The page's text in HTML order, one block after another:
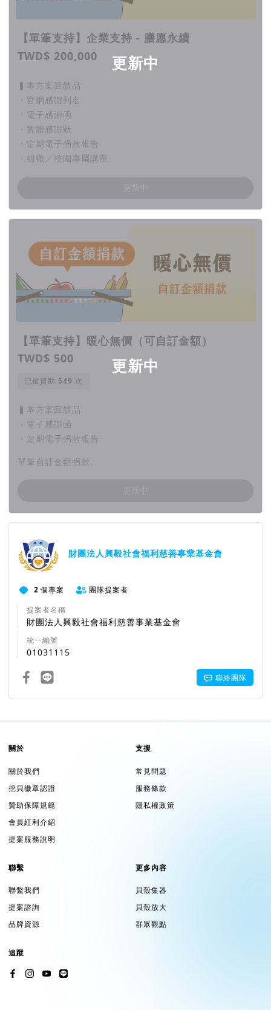
財團法人興毅社會福利慈善事業基金會
2 個專案
團隊提案者
提案者名稱
財團法人興毅社會福利慈善事業基金會
統一編號
01031115
聯絡團隊
更新中
【單筆支持】企業支持 - 膳愿永續
TWD$ 200,000
▍本方案回饋品
・官網感謝列名
・電子感謝函
・實體感謝狀
・定期電子捐款報告
・組織／校園專屬講座
更新中
【單筆支持】暖心無價（可自訂金額）
TWD$ 500
已被贊助 次
▍本方案回饋品
・電子感謝函
・定期電子捐款報告
單筆自訂金額捐款。
關於
關於我們
挖貝徽章認證
贊助保障規範
會員紅利介紹
提案服務說明
支援
常見問題
服務條款
隱私權政策
聯繫
聯繫我們
提案諮詢
品牌資源
更多內容
貝殼集器
貝殼放大
群眾觀點
追蹤